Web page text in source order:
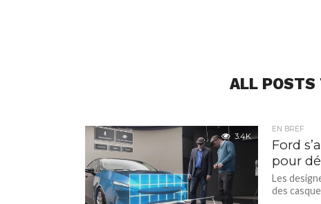
ALL POSTS
3.4K
EN BREF
Ford
pour
Les
des